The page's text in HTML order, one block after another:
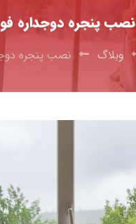
نصب پنجره دوجداره
وبلاگ نصب پنجره